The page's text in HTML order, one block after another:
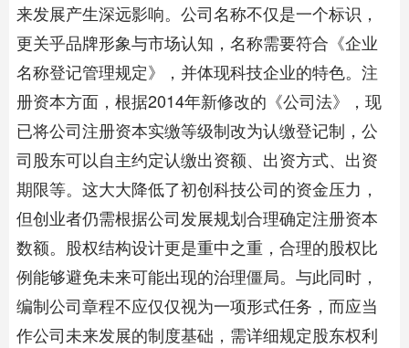
来发展产生深远影响。公司名称不仅是一个标识，
更关乎品牌形象与市场认知，名称需要符合《企业
名称登记管理规定》，并体现科技企业的特色。注
册资本方面，根据2014年新修改的《公司法》，现
已将公司注册资本实缴等级制改为认缴登记制，公
司股东可以自主约定认缴出资额、出资方式、出资
期限等。这大大降低了初创科技公司的资金压力，
但创业者仍需根据公司发展规划合理确定注册资本
数额。股权结构设计更是重中之重，合理的股权比
例能够避免未来可能出现的治理僵局。与此同时，
编制公司章程不应仅仅视为一项形式任务，而应当
作公司未来发展的制度基础，需详细规定股东权利